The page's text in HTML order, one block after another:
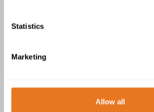
Statistics
Marketing
Allow all
NA2XS2Y de XLPE y PE. 18/30 (36) kV